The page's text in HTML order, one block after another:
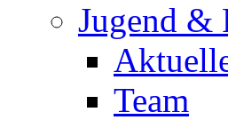
Jugend &
Team